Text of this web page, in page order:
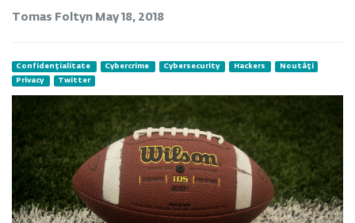
Tomas Foltyn May 18, 2018
Confidențialitate Cybercrime Cybersecurity Hackers
Noutăți
Privacy
Twitter